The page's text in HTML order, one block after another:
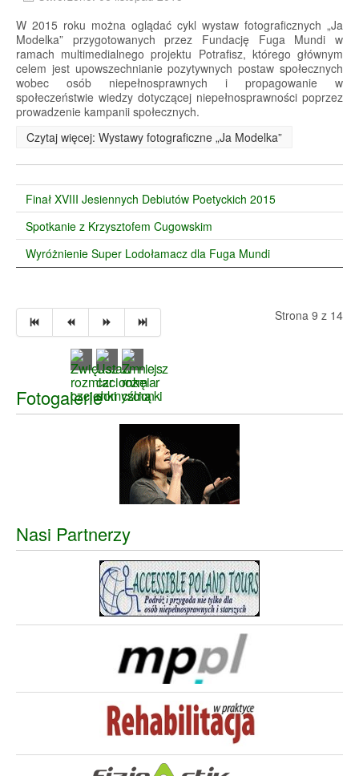
W 2015 roku można oglądać cykl wystaw fotograficznych „Ja
Modelka” przygotowanych przez Fundację Fuga Mundi w
ramach multimedialnego projektu Potrafisz, którego głównym
celem jest upowszechnianie pozytywnych postaw społecznych
wobec osób niepełnosprawnych i propagowanie w
społeczeństwie wiedzy dotyczącej niepełnosprawności poprzez
prowadzenie kampanii społecznych.
Czytaj więcej: Wystawy fotograficzne „Ja Modelka”
Finał XVIII Jesiennych Debiutów Poetyckich 2015
Spotkanie z Krzysztofem Cugowskim
Wyróżnienie Super Lodołamacz dla Fuga Mundi
Strona 9 z 14
Fotogalerie
Nasi Partnerzy